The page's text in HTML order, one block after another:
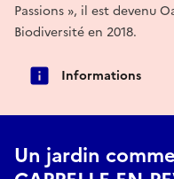
Passions », il est devenu
Biodiversité en 2018.
Informations
Un jardin